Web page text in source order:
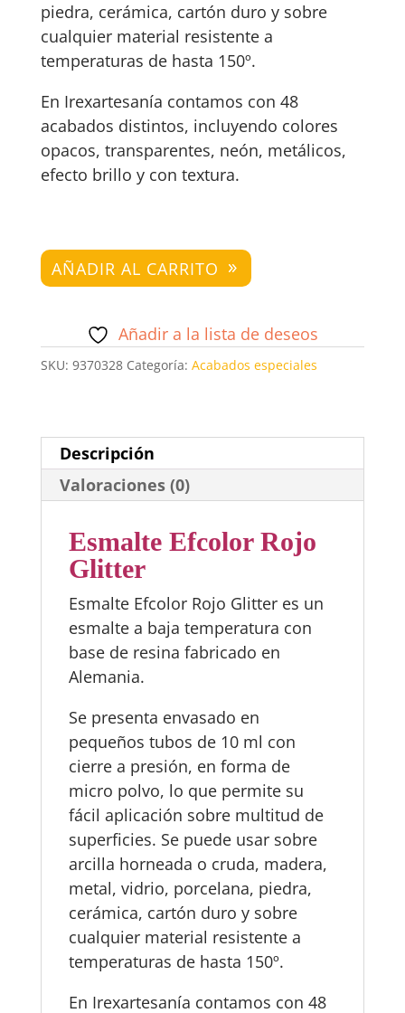
piedra, cerámica, cartón duro y sobre
cualquier material resistente a
temperaturas de hasta 150º.
En Irexartesanía contamos con 48
acabados distintos, incluyendo colores
opacos, transparentes, neón, metálicos,
efecto brillo y con textura.
Esmalte
Efcolor
cantidad
AÑADIR AL CARRITO
Añadir a la lista de deseos
SKU: 9370328 Categoría: Acabados especiales
Descripción
Valoraciones (0)
Esmalte Efcolor Rojo
Glitter
Esmalte Efcolor Rojo Glitter es un
esmalte a baja temperatura con
base de resina fabricado en
Alemania.
Se presenta envasado en
pequeños tubos de 10 ml con
cierre a presión, en forma de
micro polvo, lo que permite su
fácil aplicación sobre multitud de
superficies. Se puede usar sobre
arcilla horneada o cruda, madera,
metal, vidrio, porcelana, piedra,
cerámica, cartón duro y sobre
cualquier material resistente a
temperaturas de hasta 150º.
En Irexartesanía contamos con 48